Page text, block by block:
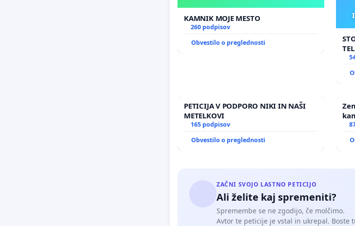
KAMNIK MOJE MESTO
260 podpisov
Obvestilo o preglednosti
PETICIJA V PODPORO NIKI IN NAŠI
METELKOVI
165 podpisov
Obvestilo o preglednosti
ZAČNI SVOJO LASTNO PETICIJO
Ali želite kaj spremeniti?
Spremembe se ne zgodijo, če molčimo.
Avtor te peticije je vstal in ukrepal. Boste